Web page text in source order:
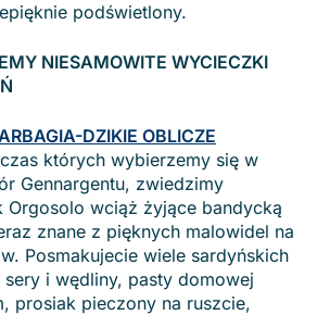
podświetlony.
NIESAMOWITE WYCIECZKI
DZIKIE OBLICZE
których wybierzemy się w
Gennargentu, zwiedzimy
Orgosolo wciąż żyjące bandycką
znane z pięknych malowidel na
Posmakujecie wiele sardyńskich
i wędliny, pasty domowej
prosiak pieczony na ruszcie,